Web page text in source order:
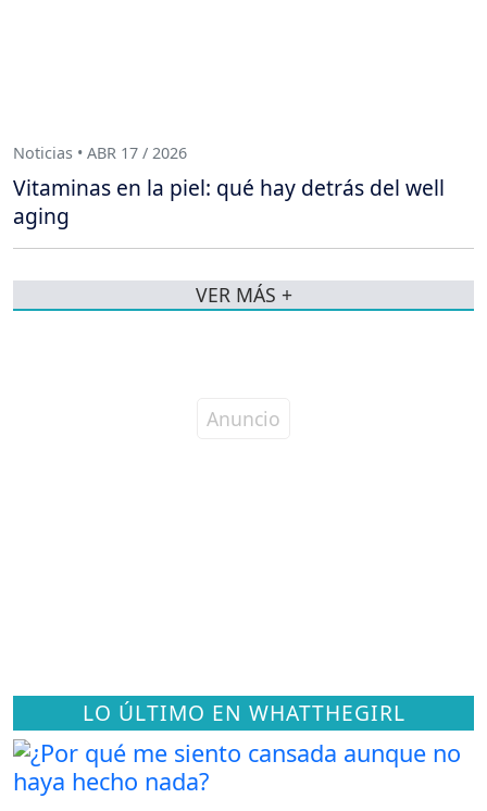
LO ÚLTIMO EN WHATTHEGIRL
Noticias • ABR 17 / 2026
Vitaminas en la piel: qué hay detrás del well
aging
VER MÁS +